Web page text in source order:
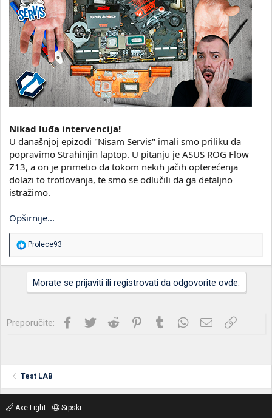
a
Nikad luđa intervencija!
U današnjoj epizodi "Nisam Servis" imali smo priliku da
popravimo Strahinjin laptop. U pitanju je ASUS ROG Flow
Z13, a on je primetio da tokom nekih jačih opterećenja
dolazi to trotlovanja, te smo se odlučili da ga detaljno
istražimo.
Opširnije...
R
v
j
Prolece93
Morate se prijaviti ili registrovati da odgovorite ovde.
Preporučite: Facebook
Twitter Reddit PinterestTumblrWhatsApp
Imejl Link
Test LAB
Axe Light
Srpski